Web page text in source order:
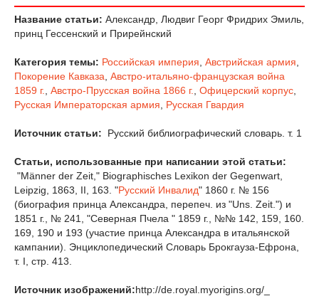
Название статьи: Александр, Людвиг Георг Фридрих Эмиль,
принц Гессенский и Прирейнский
Категория темы: Российская империя, Австрийская армия,
Покорение Кавказа, Австро-итальяно-французская война
1859 г., Австро-Прусская война 1866 г., Офицерский корпус,
Русская Императорская армия, Русская Гвардия
Источник статьи: Русский библиографический словарь. т. 1
Статьи, использованные при написании этой статьи:
"Männer der Zeit," Biographisches Lexikon der Gegenwart,
Leipzig, 1863, II, 163. "Русский Инвалид" 1860 г. № 156
(биография принца Александра, перепеч. из "Uns. Zeit.") и
1851 г., № 241, "Северная Пчела " 1859 г., №№ 142, 159, 160.
169, 190 и 193 (участие принца Александра в итальянской
кампании). Энциклопедический Словарь Брокгауза-Ефрона,
т. I, стр. 413.
Источник изображений:http://de.royal.myorigins.org/_